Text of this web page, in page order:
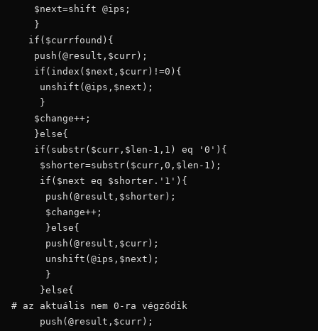
    $next=shift @ips;
    }
   if($currfound){
    push(@result,$curr);
    if(index($next,$curr)!=0){
     unshift(@ips,$next);
     }
    $change++;
    }else{
    if(substr($curr,$len-1,1) eq '0'){
     $shorter=substr($curr,0,$len-1);
     if($next eq $shorter.'1'){
      push(@result,$shorter);
      $change++;
      }else{
      push(@result,$curr);
      unshift(@ips,$next);
      }
     }else{
# az aktuális nem 0-ra végződik
     push(@result,$curr);